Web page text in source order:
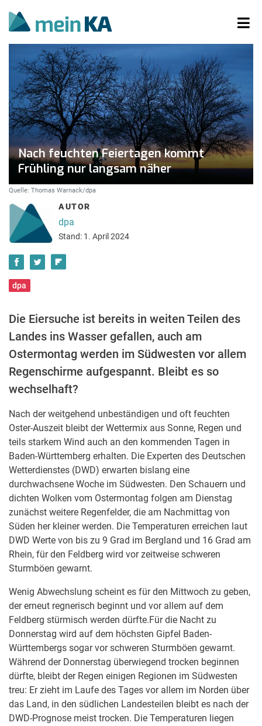
Nach feuchten Feiertagen kommt
Frühling nur langsam näher
Quelle: Thomas Warnack/dpa
AUTOR
dpa
Stand: 1. April 2024
dpa
Die Eiersuche ist bereits in weiten Teilen des
Landes ins Wasser gefallen, auch am
Ostermontag werden im Südwesten vor allem
Regenschirme aufgespannt. Bleibt es so
wechselhaft?
Nach der weitgehend unbeständigen und oft feuchten
Oster-Auszeit bleibt der Wettermix aus Sonne, Regen und
teils starkem Wind auch an den kommenden Tagen in
Baden-Württemberg erhalten. Die Experten des Deutschen
Wetterdienstes (DWD) erwarten bislang eine
durchwachsene Woche im Südwesten. Den Schauern und
dichten Wolken vom Ostermontag folgen am Dienstag
zunächst weitere Regenfelder, die am Nachmittag von
Süden her kleiner werden. Die Temperaturen erreichen laut
DWD Werte von bis zu 9 Grad im Bergland und 16 Grad am
Rhein, für den Feldberg wird vor zeitweise schweren
Sturmböen gewarnt.
Wenig Abwechslung scheint es für den Mittwoch zu geben,
der erneut regnerisch beginnt und vor allem auf dem
Feldberg stürmisch werden dürfte.Für die Nacht zu
Donnerstag wird auf dem höchsten Gipfel Baden-
Württembergs sogar vor schweren Sturmböen gewarnt.
Während der Donnerstag überwiegend trocken beginnen
dürfte, bleibt der Regen einigen Regionen im Südwesten
treu: Er zieht im Laufe des Tages vor allem im Norden über
das Land, in den südlichen Landesteilen bleibt es nach der
DWD-Prognose meist trocken. Die Temperaturen liegen